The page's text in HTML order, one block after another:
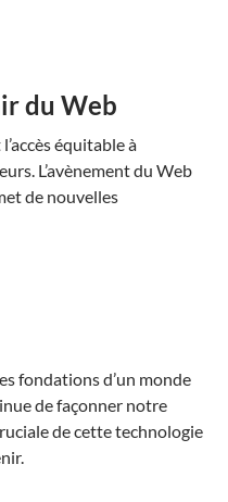
du Web
équitable à
L’avènement du Web
de nouvelles
fondations d’un monde
de façonner notre
de cette technologie